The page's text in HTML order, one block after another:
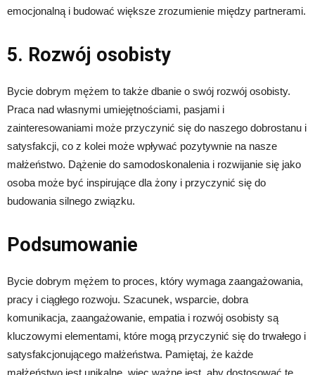
emocjonalną i budować większe zrozumienie między partnerami.
5. Rozwój osobisty
Bycie dobrym mężem to także dbanie o swój rozwój osobisty.
Praca nad własnymi umiejętnościami, pasjami i
zainteresowaniami może przyczynić się do naszego dobrostanu i
satysfakcji, co z kolei może wpływać pozytywnie na nasze
małżeństwo. Dążenie do samodoskonalenia i rozwijanie się jako
osoba może być inspirujące dla żony i przyczynić się do
budowania silnego związku.
Podsumowanie
Bycie dobrym mężem to proces, który wymaga zaangażowania,
pracy i ciągłego rozwoju. Szacunek, wsparcie, dobra
komunikacja, zaangażowanie, empatia i rozwój osobisty są
kluczowymi elementami, które mogą przyczynić się do trwałego i
satysfakcjonującego małżeństwa. Pamiętaj, że każde